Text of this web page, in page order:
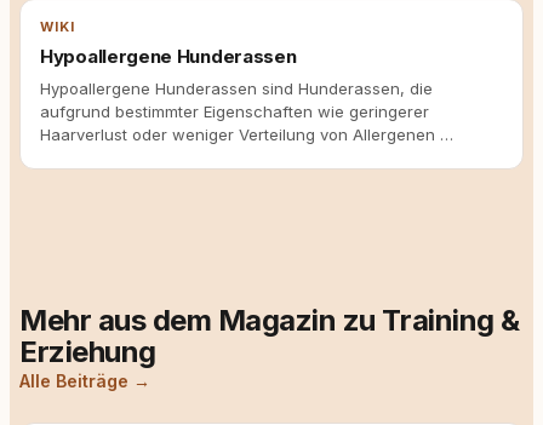
WIKI
Hypoallergene Hunderassen
Hypoallergene Hunderassen sind Hunderassen, die
aufgrund bestimmter Eigenschaften wie geringerer
Haarverlust oder weniger Verteilung von Allergenen …
Mehr aus dem Magazin zu Training &
Erziehung
Alle Beiträge →